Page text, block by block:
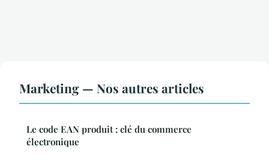
Marketing — Nos autres articles
Le code EAN produit : clé du commerce
électronique